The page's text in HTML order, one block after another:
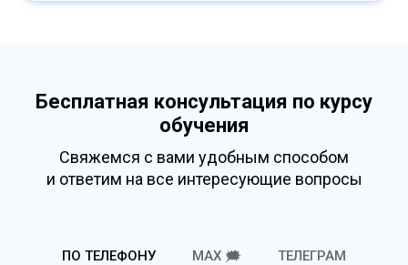
Бесплатная консультация по курсу
обучения
Свяжемся с вами удобным способом
и ответим на все интересующие вопросы
ПО ТЕЛЕФОНУ MAX 🗯️ ТЕЛЕГРАМ